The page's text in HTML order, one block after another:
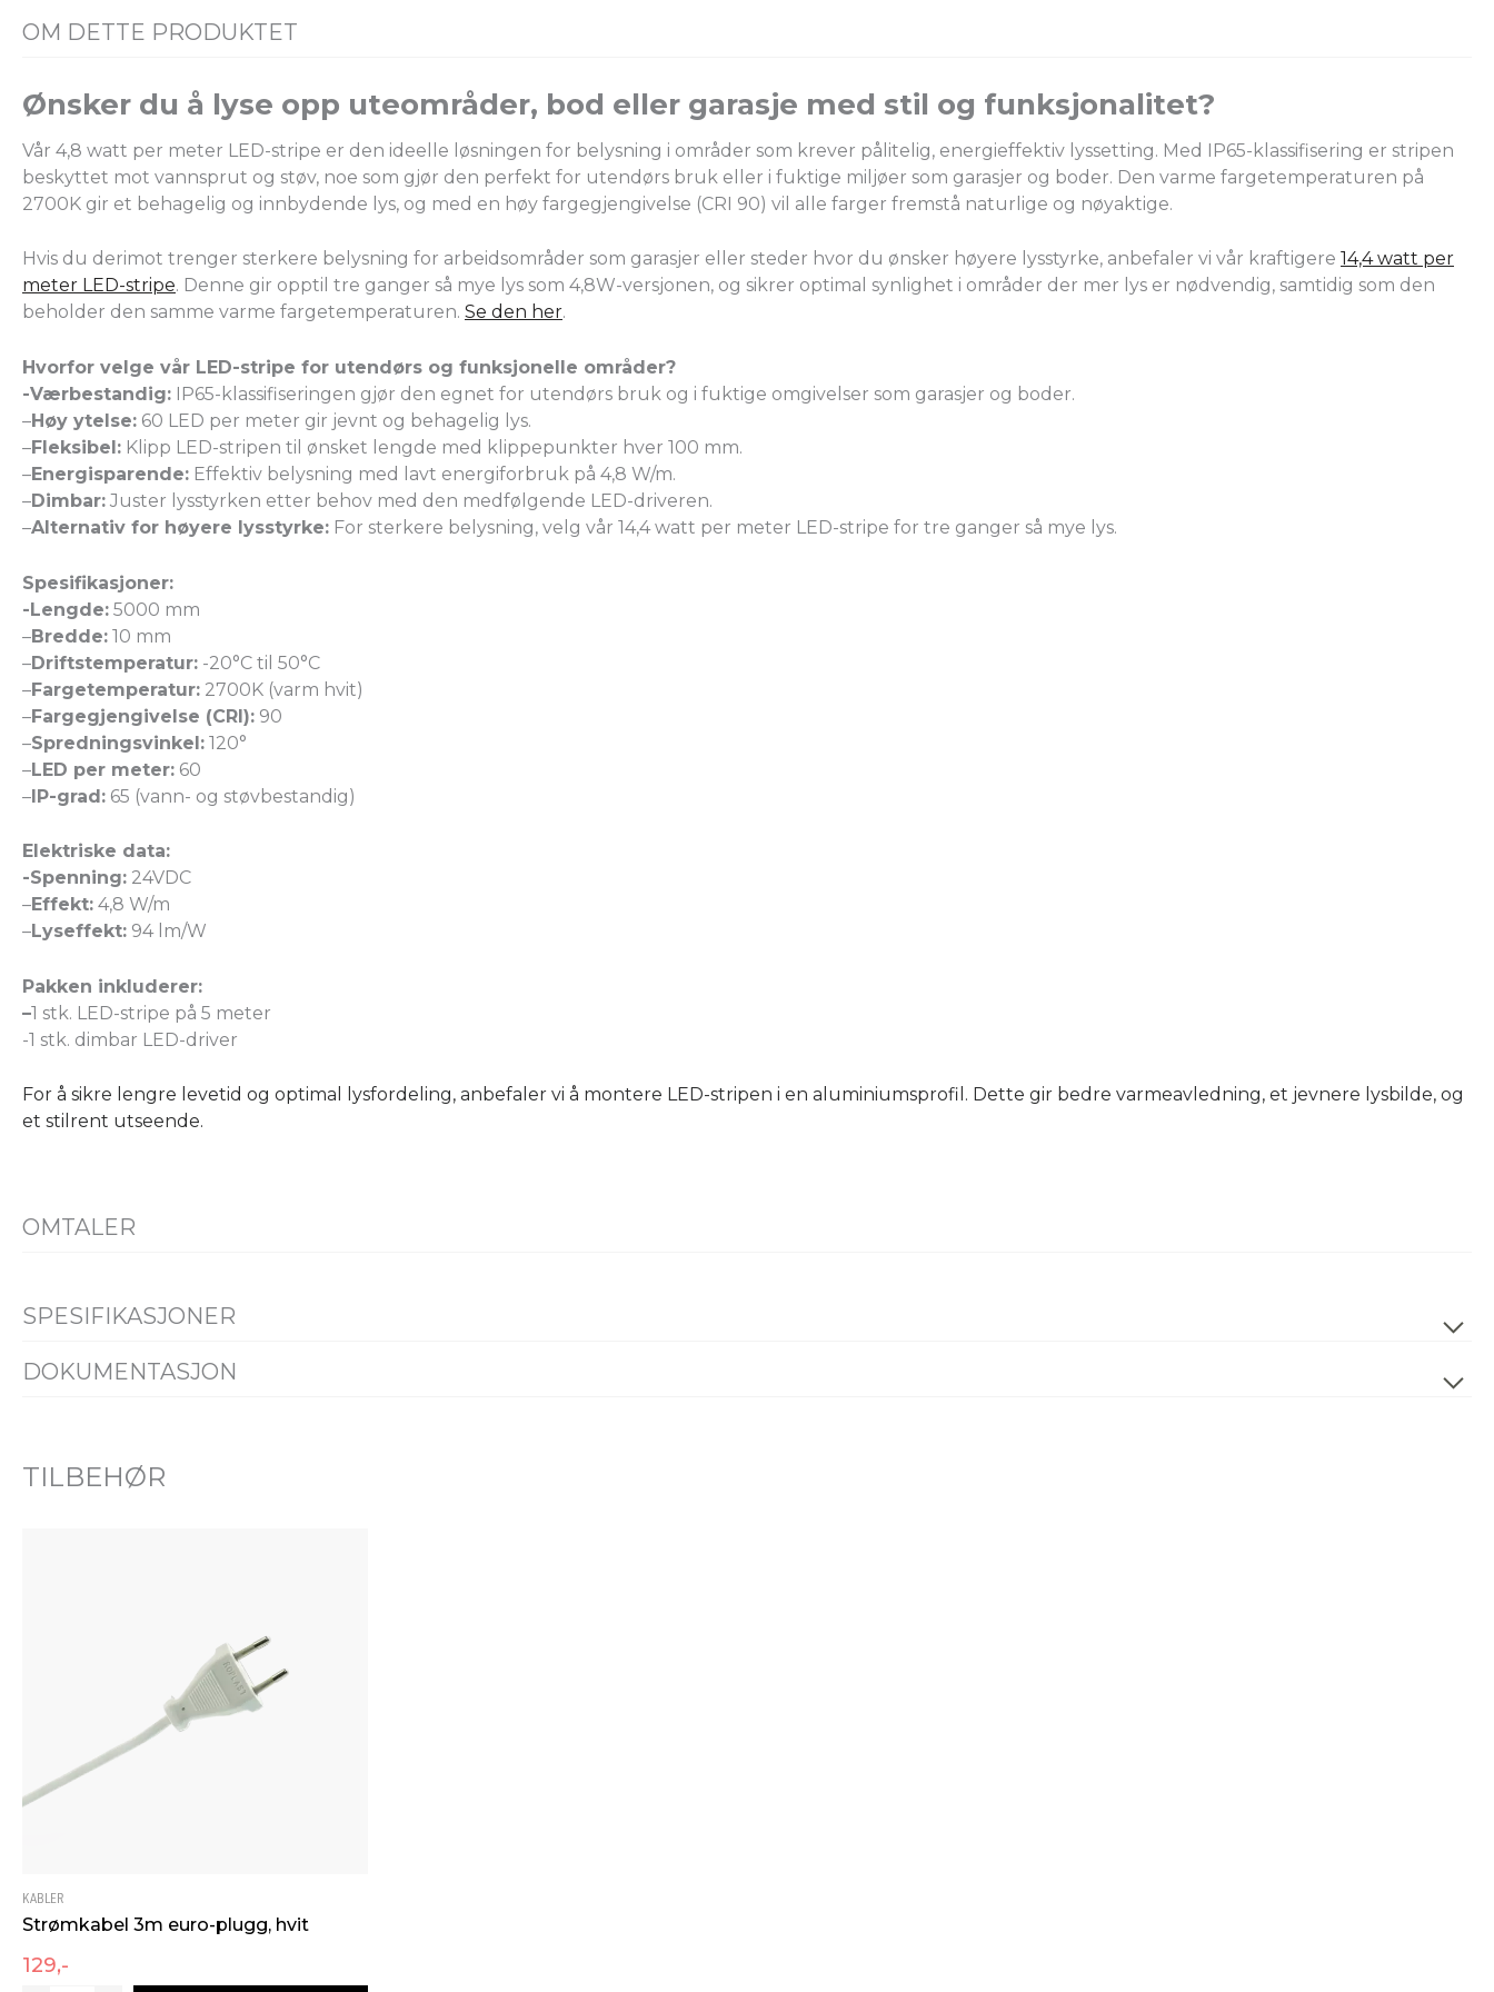
OM DETTE PRODUKTET
Ønsker du å lyse opp uteområder, bod eller garasje med stil og funksjonalitet?
Vår 4,8 watt per meter LED-stripe er den ideelle løsningen for belysning i områder som krever pålitelig, energieffektiv lyssetting. Med IP65-klassifisering er stripen
beskyttet mot vannsprut og støv, noe som gjør den perfekt for utendørs bruk eller i fuktige miljøer som garasjer og boder. Den varme fargetemperaturen på
2700K gir et behagelig og innbydende lys, og med en høy fargegjengivelse (CRI 90) vil alle farger fremstå naturlige og nøyaktige.
Hvis du derimot trenger sterkere belysning for arbeidsområder som garasjer eller steder hvor du ønsker høyere lysstyrke, anbefaler vi vår kraftigere 14,4 watt per
meter LED-stripe. Denne gir opptil tre ganger så mye lys som 4,8W-versjonen, og sikrer optimal synlighet i områder der mer lys er nødvendig, samtidig som den
beholder den samme varme fargetemperaturen. Se den her.
Hvorfor velge vår LED-stripe for utendørs og funksjonelle områder?
-Værbestandig: IP65-klassifiseringen gjør den egnet for utendørs bruk og i fuktige omgivelser som garasjer og boder.
–Høy ytelse: 60 LED per meter gir jevnt og behagelig lys.
–Fleksibel: Klipp LED-stripen til ønsket lengde med klippepunkter hver 100 mm.
–Energisparende: Effektiv belysning med lavt energiforbruk på 4,8 W/m.
–Dimbar: Juster lysstyrken etter behov med den medfølgende LED-driveren.
–Alternativ for høyere lysstyrke: For sterkere belysning, velg vår 14,4 watt per meter LED-stripe for tre ganger så mye lys.
Spesifikasjoner:
-Lengde: 5000 mm
–Bredde: 10 mm
–Driftstemperatur: -20°C til 50°C
–Fargetemperatur: 2700K (varm hvit)
–Fargegjengivelse (CRI): 90
–Spredningsvinkel: 120°
–LED per meter: 60
–IP-grad: 65 (vann- og støvbestandig)
Elektriske data:
-Spenning: 24VDC
–Effekt: 4,8 W/m
–Lyseffekt: 94 lm/W
Pakken inkluderer:
–1 stk. LED-stripe på 5 meter
-1 stk. dimbar LED-driver
For å sikre lengre levetid og optimal lysfordeling, anbefaler vi å montere LED-stripen i en aluminiumsprofil. Dette gir bedre varmeavledning, et jevnere lysbilde, og
et stilrent utseende.
OMTALER
SPESIFIKASJONER
PRODUKT
Lengde [mm]
MONTERING / TILKOBLING
Klippepunkt [mm]
Maksimal lengde [m]
DOKUMENTASJON
TILBEHØR
KABLER
Strømkabel 3m euro-plugg, hvit
129,-